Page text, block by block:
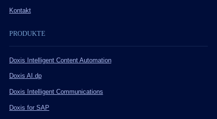
Kontakt
PRODUKTE
Doxis Intelligent Content Automation
Doxis AI.dp
Doxis Intelligent Communications
Doxis for SAP